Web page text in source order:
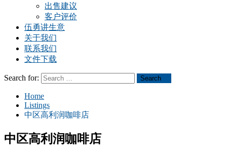
出售建议
客户评价
伍勇讲生意
关于我们
联系我们
文件下载
Search for: Search
Home
Listings
中区高利润咖啡店
中区高利润咖啡店